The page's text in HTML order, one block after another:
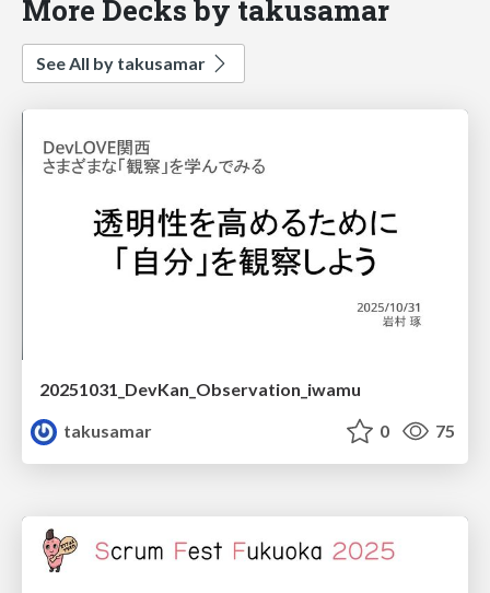
More Decks by takusamar
See All by takusamar
20251031_DevKan_Observation_iwamu
takusamar
0 75